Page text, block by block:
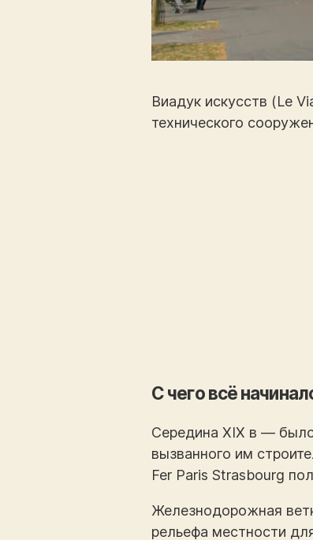
Виадук искусств (Le
технического
С чего всё
Середина XIX в — было
вызванного им
Fer Paris Strasbourg
Железнодорожная
рельефа местности